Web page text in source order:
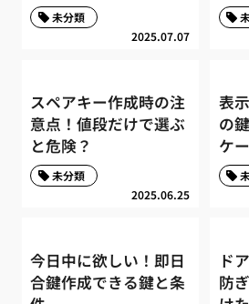
2025.07.07
未分類
スペアキー作成時の注
意点！値段だけで選ぶ
と危険？
2025.06.25
未分類
表
の
ケ
今日中に欲しい！即日
合鍵作成できる鍵と条
ド
防